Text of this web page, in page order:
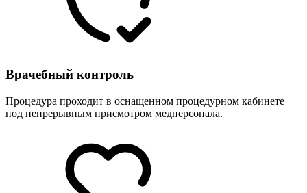
Врачебный контроль
Процедура проходит в оснащенном процедурном кабинете
под непрерывным присмотром медперсонала.